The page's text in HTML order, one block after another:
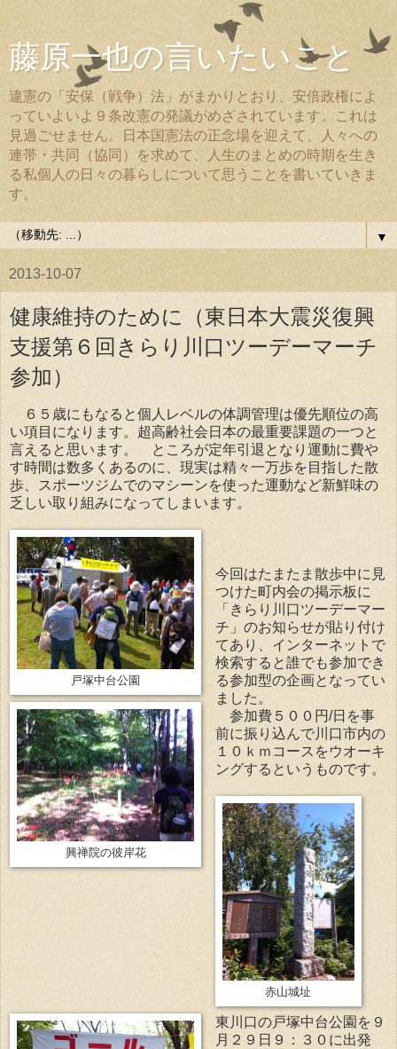
藤原一也の言いたいこと
違憲の「安保（戦争）法」がまかりとおり、安倍政権によ
っていよいよ９条改憲の発議がめざされています。これは
見過ごせません。日本国憲法の正念場を迎えて、人々への
連帯・共同（協同）を求めて、人生のまとめの時期を生き
る私個人の日々の暮らしについて思うことを書いていきま
す。
▼
2013-10-07
健康維持のために（東日本大震災復興
支援第６回きらり川口ツーデーマーチ
参加）
６５歳にもなると個人レベルの体調管理は優先順位の高
い項目になります。超高齢社会日本の最重要課題の一つと
言えると思います。 ところが定年引退となり運動に費や
す時間は数多くあるのに、現実は精々一万歩を目指した散
歩、スポーツジムでのマシーンを使った運動など新鮮味の
乏しい取り組みになってしまいます。
戸塚中台公園
興禅院の彼岸花
今回はたまたま散歩中に見
つけた町内会の掲示板に
「きらり川口ツーデーマー
チ」のお知らせが貼り付け
てあり、インターネットで
検索すると誰でも参加でき
る参加型の企画となってい
ました。
参加費５００円/日を事
前に振り込んで川口市内の
１０ｋｍコースをウオーキ
ングするというものです。
赤山城址
東川口の戸塚中台公園を９
月２９日９：３０に出発